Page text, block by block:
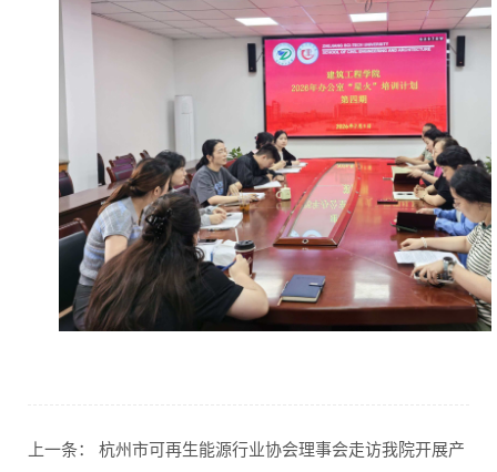
上一条： 杭州市可再生能源行业协会理事会走访我院开展产